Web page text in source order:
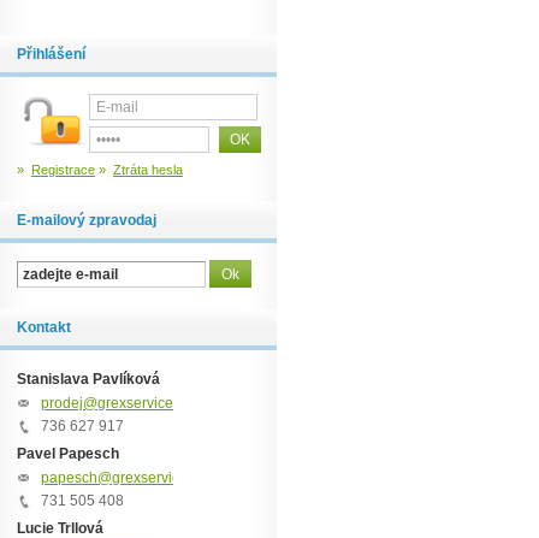
Přihlášení
» Registrace » Ztráta hesla
E-mailový zpravodaj
Kontakt
Stanislava Pavlíková
prodej@grexservice.cz
736 627 917
Pavel Papesch
papesch@grexservice.cz
731 505 408
Lucie Trllová